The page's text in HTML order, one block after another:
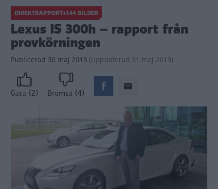
DIREKTRAPPORT+144 BILDER
Lexus IS 300h – rapport från
provkörningen
Publicerad 30 maj 2013 (uppdaterad 31 maj 2013)
Gasa (2) Bromsa (4)